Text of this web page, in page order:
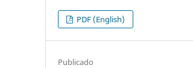
PDF (English)
Publicado